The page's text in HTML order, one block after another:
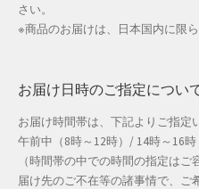
さい。
※商品のお届けは、日本国内に限ら
お届け日時のご指定につい
お届け時間帯は、下記よりご指定
午前中（8時～12時）/ 14時～16
（時間帯の中での時間の指定は
届け先のご不在等の諸事情で、ご